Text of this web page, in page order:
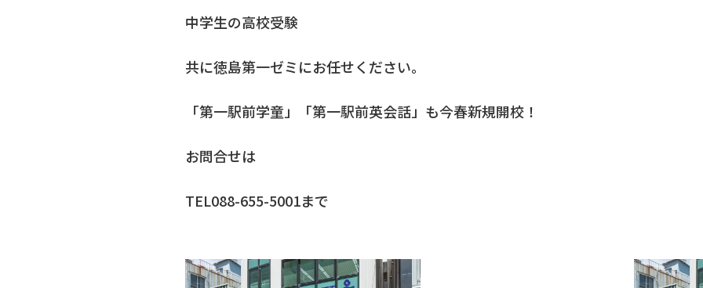
中学生の高校受験
共に徳島第一ゼミにお任せください。
「第一駅前学童」「第一駅前英会話」も今春新規開校！
お問合せは
TEL088-655-5001まで